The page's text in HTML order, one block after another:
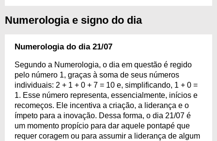
Numerologia e signo do dia
Numerologia do dia 21/07
Segundo a Numerologia, o dia em questão é regido
pelo número 1, graças à soma de seus números
individuais: 2 + 1 + 0 + 7 = 10 e, simplificando, 1 + 0 =
1. Esse número representa, essencialmente, inícios e
recomeços. Ele incentiva a criação, a liderança e o
ímpeto para a inovação. Dessa forma, o dia 21/07 é
um momento propício para dar aquele pontapé que
requer coragem ou para assumir a liderança de algum